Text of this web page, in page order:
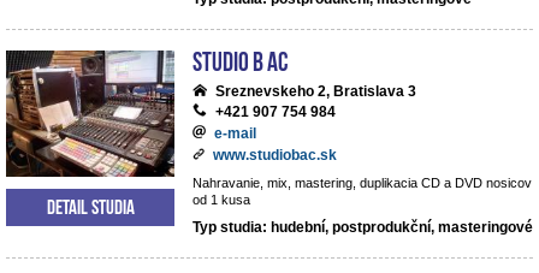
Studio B AC
Sreznevskeho 2, Bratislava 3
+421 907 754 984
e-mail
www.studiobac.sk
Nahravanie, mix, mastering, duplikacia CD a DVD nosicov
od 1 kusa
Typ studia: hudební, postprodukční, masteringové
Detail studia